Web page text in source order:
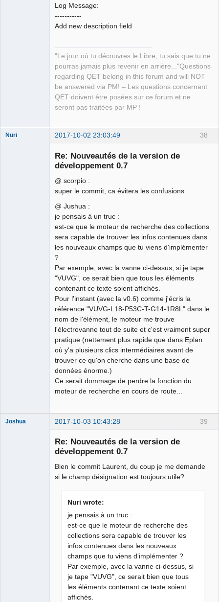
Log Message:
-----------
Add new description field
"Le jour où tu découvres le Libre, tu sais que tu ne
pourras jamais plus revenir en arrière..."Questions
regarding QET belong in this forum and will NOT
be answered via PM! – Les questions concernant
QET doivent être posées sur ce forum et ne
seront pas traitées par MP !
38
Nuri 2017-10-02 23:03:49
Re: Nouveautés de la version de
développement 0.7
@ scorpio :
super le commit, ca évitera les confusions.
@ Jushua :
je pensais à un truc :
est-ce que le moteur de recherche des collections
sera capable de trouver les infos contenues dans
les nouveaux champs que tu viens d'implémenter
?
Par exemple, avec la vanne ci-dessus, si je tape
"VUVG", ce serait bien que tous les éléments
contenant ce texte soient affichés.
Pour l'instant (avec la v0.6) comme j'écris la
référence "VUVG-L18-P53C-T-G14-1R8L" dans le
nom de l'élément, le moteur me trouve
l'électrovanne tout de suite et c'est vraiment super
pratique (nettement plus rapide que dans Eplan
où y'a plusieurs clics intermédiaires avant de
trouver ce qu'on cherche dans une base de
données énorme.)
Ce serait dommage de perdre la fonction du
moteur de recherche en cours de route...
39
Joshua 2017-10-03 10:43:28
Re: Nouveautés de la version de
développement 0.7
Bien le commit Laurent, du coup je me demande
si le champ désignation est toujours utile?
Nuri wrote:
je pensais à un truc :
est-ce que le moteur de recherche des
collections sera capable de trouver les
infos contenues dans les nouveaux
champs que tu viens d'implémenter ?
Par exemple, avec la vanne ci-dessus, si
je tape "VUVG", ce serait bien que tous
les éléments contenant ce texte soient
affichés.